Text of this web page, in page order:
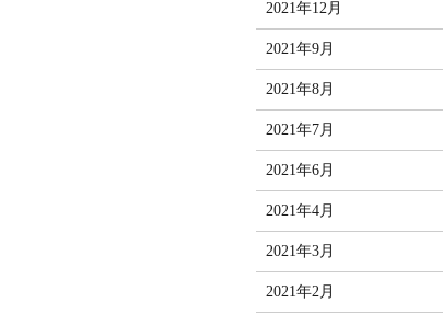
2021年12月
2021年9月
2021年8月
2021年7月
2021年6月
2021年4月
2021年3月
2021年2月